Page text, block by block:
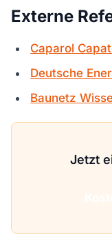
Externe
Caparol
Deutsche
Baunetz
Jetzt